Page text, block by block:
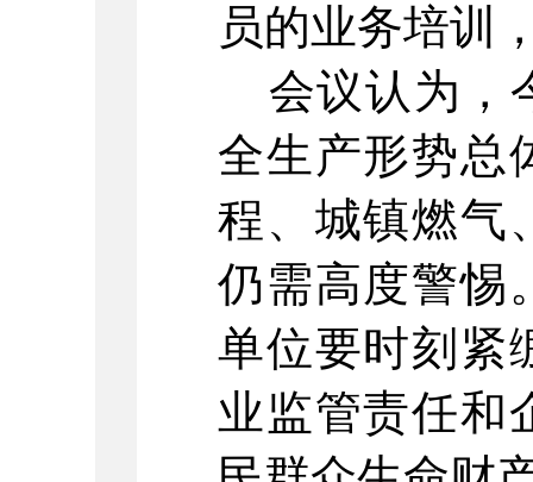
员的业务培训
会议认为，
全生产形势总
程、城镇燃气
仍需高度警惕
单位要时刻紧
业监管责任和